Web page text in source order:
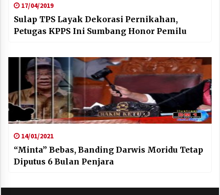
17/04/2019
Sulap TPS Layak Dekorasi Pernikahan,
Petugas KPPS Ini Sumbang Honor Pemilu
14/01/2021
“Minta” Bebas, Banding Darwis Moridu Tetap
Diputus 6 Bulan Penjara